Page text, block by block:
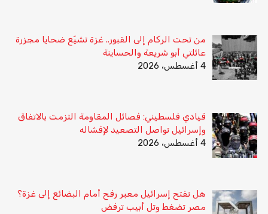
من تحت الركام إلى القبور.. غزة تشيّع ضحايا مجزرة
عائلتي أبو شريعة والحساينة
4 أغسطس، 2026
قيادي فلسطيني: فصائل المقاومة التزمت بالاتفاق
وإسرائيل تواصل التصعيد لإفشاله
4 أغسطس، 2026
هل تفتح إسرائيل معبر رفح أمام البضائع إلى غزة؟
مصر تضغط وتل أبيب ترفض